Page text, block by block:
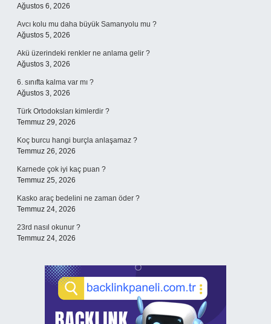
Ağustos 6, 2026
Avcı kolu mu daha büyük Samanyolu mu ?
Ağustos 5, 2026
Akü üzerindeki renkler ne anlama gelir ?
Ağustos 3, 2026
6. sınıfta kalma var mı ?
Ağustos 3, 2026
Türk Ortodoksları kimlerdir ?
Temmuz 29, 2026
Koç burcu hangi burçla anlaşamaz ?
Temmuz 26, 2026
Karnede çok iyi kaç puan ?
Temmuz 25, 2026
Kasko araç bedelini ne zaman öder ?
Temmuz 24, 2026
23rd nasıl okunur ?
Temmuz 24, 2026